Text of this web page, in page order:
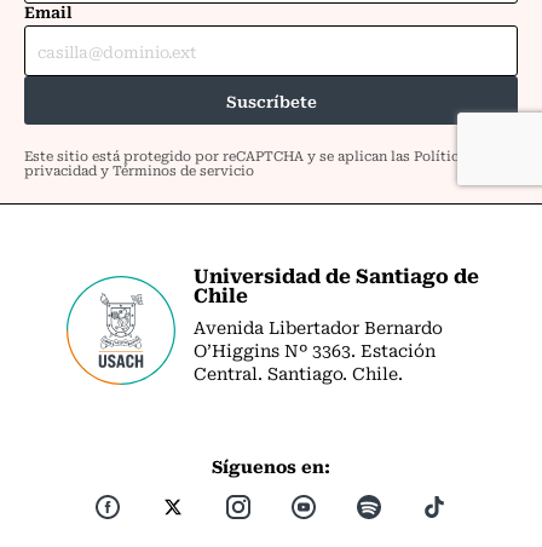
Universidad de Santiago de
Chile
Avenida Libertador Bernardo
O’Higgins Nº 3363. Estación
Central. Santiago. Chile.
Síguenos en: